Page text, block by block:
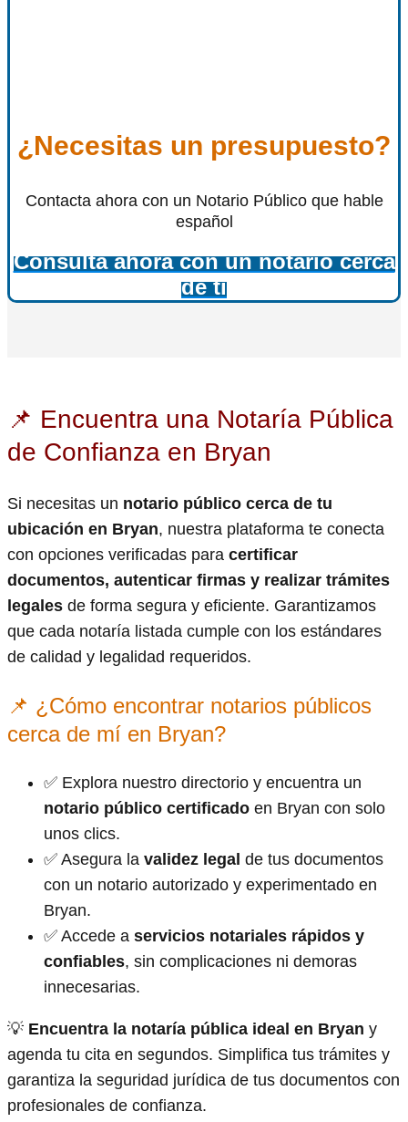
¿Necesitas un presupuesto?
Contacta ahora con un Notario Público que hable
español
Consulta ahora con un notario cerca
de ti
📌 Encuentra una Notaría Pública
de Confianza en Bryan
Si necesitas un notario público cerca de tu
ubicación en Bryan, nuestra plataforma te conecta
con opciones verificadas para certificar
documentos, autenticar firmas y realizar trámites
legales de forma segura y eficiente. Garantizamos
que cada notaría listada cumple con los estándares
de calidad y legalidad requeridos.
📌 ¿Cómo encontrar notarios públicos
cerca de mí en Bryan?
✅ Explora nuestro directorio y encuentra un
notario público certificado en Bryan con solo
unos clics.
✅ Asegura la validez legal de tus documentos
con un notario autorizado y experimentado en
Bryan.
✅ Accede a servicios notariales rápidos y
confiables, sin complicaciones ni demoras
innecesarias.
💡 Encuentra la notaría pública ideal en Bryan y
agenda tu cita en segundos. Simplifica tus trámites y
garantiza la seguridad jurídica de tus documentos con
profesionales de confianza.